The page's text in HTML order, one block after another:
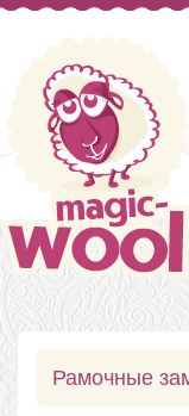
Рамочные